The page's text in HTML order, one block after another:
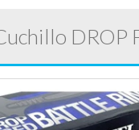
DROP